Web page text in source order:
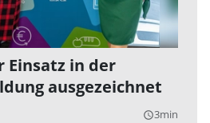
Einsatz in der
ausgezeichnet
query_builder3min